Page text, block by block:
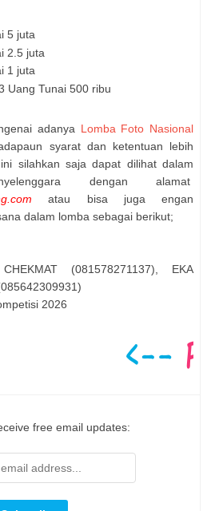
5 juta
2.5 juta
1 juta
Uang Tunai 500 ribu
adanya Lomba Foto Nasional
syarat dan ketentuan lebih
silahkan saja dapat dilihat dalam
dengan alamat
atau bisa juga engan
dalam lomba sebagai berikut;
(081578271137), EKA
2026
free email updates: